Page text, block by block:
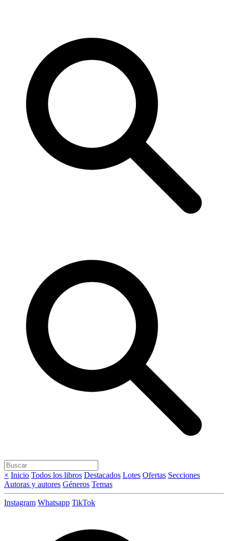
× Inicio Todos los libros Destacados Lotes Ofertas Secciones
Autoras y autores Géneros Temas
Instagram Whatsapp TikTok